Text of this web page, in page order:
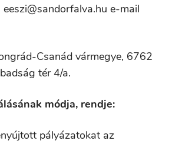
e-mail
Csanád vármegye, 6762
tér 4/a.
módja, rendje:
pályázatokat az